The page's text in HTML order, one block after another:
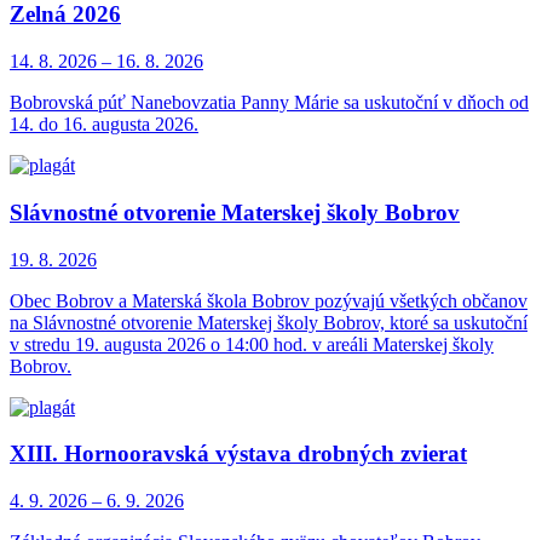
Zelná 2026
14. 8. 2026 – 16. 8. 2026
Bobrovská púť Nanebovzatia Panny Márie sa uskutoční v dňoch od
14. do 16. augusta 2026.
Slávnostné otvorenie Materskej školy Bobrov
19. 8. 2026
Obec Bobrov a Materská škola Bobrov pozývajú všetkých občanov
na Slávnostné otvorenie Materskej školy Bobrov, ktoré sa uskutoční
v stredu 19. augusta 2026 o 14:00 hod. v areáli Materskej školy
Bobrov.
XIII. Hornooravská výstava drobných zvierat
4. 9. 2026 – 6. 9. 2026